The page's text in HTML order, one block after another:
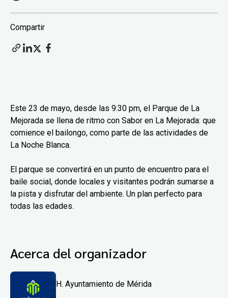
Compartir
Este 23 de mayo, desde las 9:30 pm, el Parque de La
Mejorada se llena de ritmo con Sabor en La Mejorada: que
comience el bailongo, como parte de las actividades de
La Noche Blanca.
El parque se convertirá en un punto de encuentro para el
baile social, donde locales y visitantes podrán sumarse a
la pista y disfrutar del ambiente. Un plan perfecto para
todas las edades.
Acerca del organizador
H. Ayuntamiento de Mérida